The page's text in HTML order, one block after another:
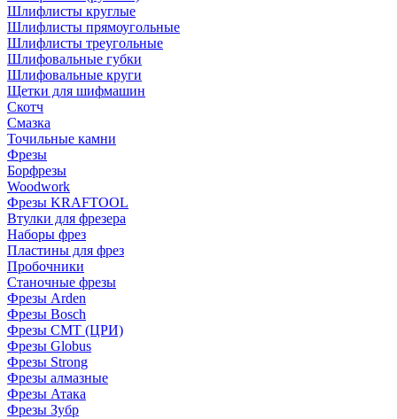
Шлифлисты круглые
Шлифлисты прямоугольные
Шлифлисты треугольные
Шлифовальные губки
Шлифовальные круги
Щетки для шифмашин
Скотч
Смазка
Точильные камни
Фрезы
Борфрезы
Woodwork
Фрезы KRAFTOOL
Втулки для фрезера
Наборы фрез
Пластины для фрез
Пробочники
Станочные фрезы
Фрезы Arden
Фрезы Bosch
Фрезы CMT (ЦРИ)
Фрезы Globus
Фрезы Strong
Фрезы алмазные
Фрезы Атака
Фрезы Зубр